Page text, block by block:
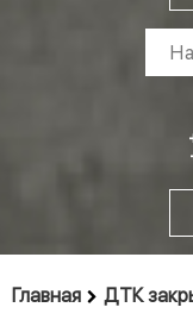
Главная ДТК